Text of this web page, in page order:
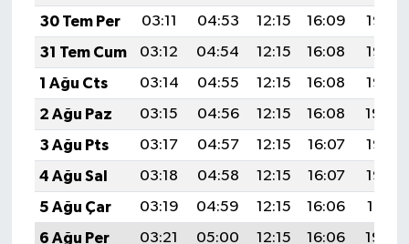
30 Tem Per
03:11 04:53 12:15 16:09
19:27
31 Tem Cum
03:12 04:54 12:15 16:08
19:26
1 Ağu Cts
03:14 04:55 12:15 16:08
19:25
2 Ağu Paz
03:15 04:56 12:15 16:08
19:24
3 Ağu Pts
03:17 04:57 12:15 16:07
19:23
4 Ağu Sal
03:18 04:58 12:15 16:07
19:22
5 Ağu Çar
03:19 04:59 12:15 16:06
19:21
6 Ağu Per
03:21 05:00 12:15 16:06
19:20